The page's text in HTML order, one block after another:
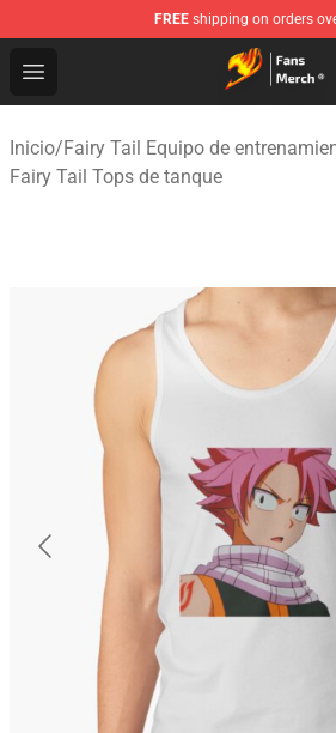
FREE shipping on orders
Open menu
Fairy Tail Store - Official Fairy
Inicio/Fairy Tail Equipo de
Fairy Tail Tops de tanque